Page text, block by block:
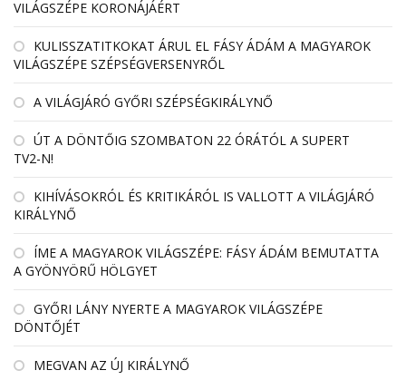
VILÁGSZÉPE KORONÁJÁÉRT
KULISSZATITKOKAT ÁRUL EL FÁSY ÁDÁM A MAGYAROK
VILÁGSZÉPE SZÉPSÉGVERSENYRŐL
A VILÁGJÁRÓ GYŐRI SZÉPSÉGKIRÁLYNŐ
ÚT A DÖNTŐIG SZOMBATON 22 ÓRÁTÓL A SUPERT
TV2-N!
KIHÍVÁSOKRÓL ÉS KRITIKÁRÓL IS VALLOTT A VILÁGJÁRÓ
KIRÁLYNŐ
ÍME A MAGYAROK VILÁGSZÉPE: FÁSY ÁDÁM BEMUTATTA
A GYÖNYÖRŰ HÖLGYET
GYŐRI LÁNY NYERTE A MAGYAROK VILÁGSZÉPE
DÖNTŐJÉT
MEGVAN AZ ÚJ KIRÁLYNŐ